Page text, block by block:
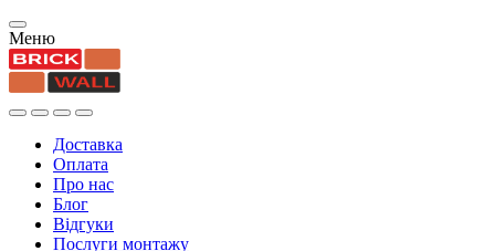
Меню
Доставка
Оплата
Про нас
Блог
Відгуки
Послуги монтажу